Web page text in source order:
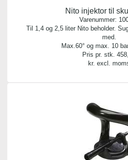
Nito injektor til
Varenummer:
Til 1,4 og 2,5 liter Nito beholder.
med.
Max.60° og max. 10
Pris pr. stk.
kr. excl.